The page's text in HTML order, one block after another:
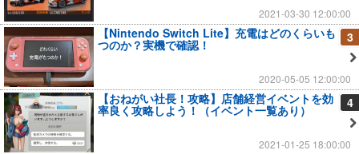
2021-03-30 12:00:00
3
【Nintendo Switch Lite】充電はどのくらいも
つのか？実機で確認！
2020-05-05 12:00:00
4
【おねがい社長！攻略】店舗経営イベントを効
率良く攻略しよう！（イベント一覧あり）
2021-01-25 18:00:00